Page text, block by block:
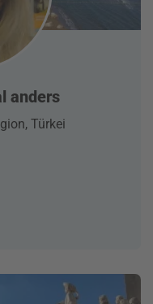
anders
Türkei